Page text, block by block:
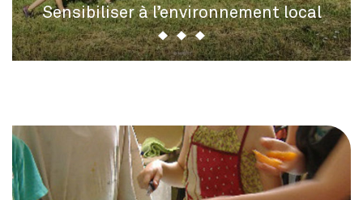
Sensibiliser à l’environnement local